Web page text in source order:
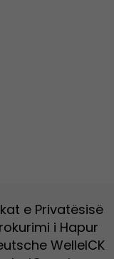
e Privatësisë
i Hapur
WelleICK